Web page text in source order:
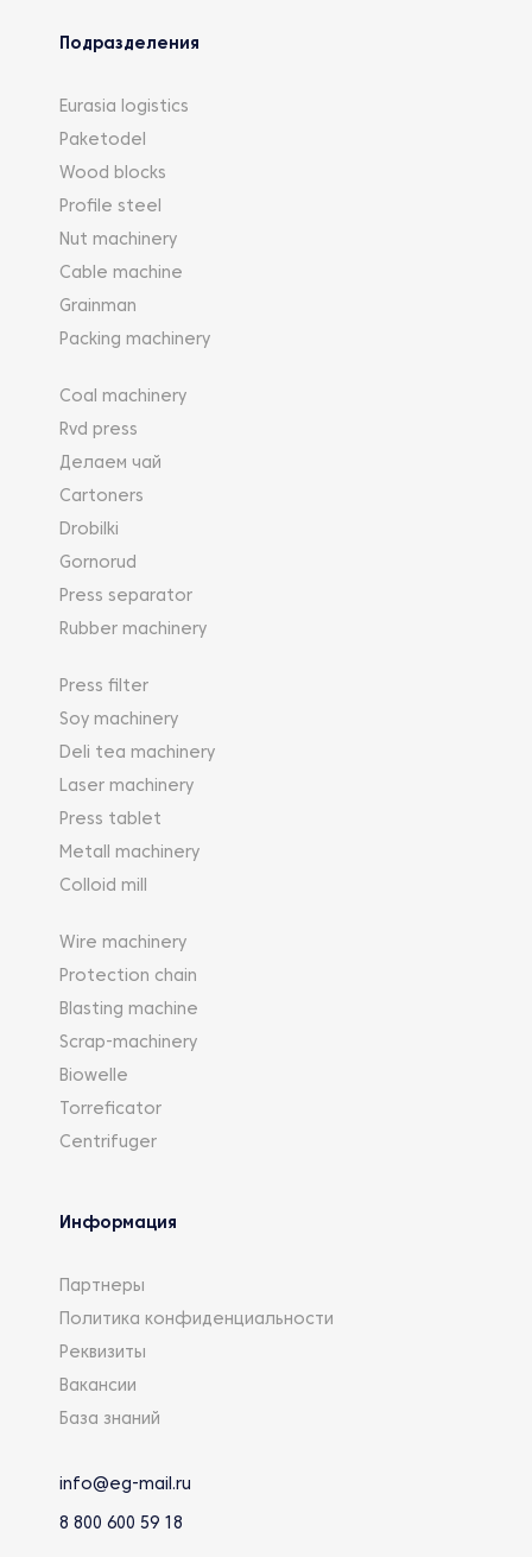
Подразделения
Eurasia logistics
Paketodel
Wood blocks
Profile steel
Nut machinery
Cable machine
Grainman
Packing machinery
Coal machinery
Rvd press
Делаем чай
Cartoners
Drobilki
Gornorud
Press separator
Rubber machinery
Press filter
Soy machinery
Deli tea machinery
Laser machinery
Press tablet
Metall machinery
Colloid mill
Wire machinery
Protection chain
Blasting machine
Scrap-machinery
Biowelle
Torreficator
Centrifuger
Информация
Партнеры
Политика конфиденциальности
Реквизиты
Вакансии
База знаний
info@eg-mail.ru
8 800 600 59 18